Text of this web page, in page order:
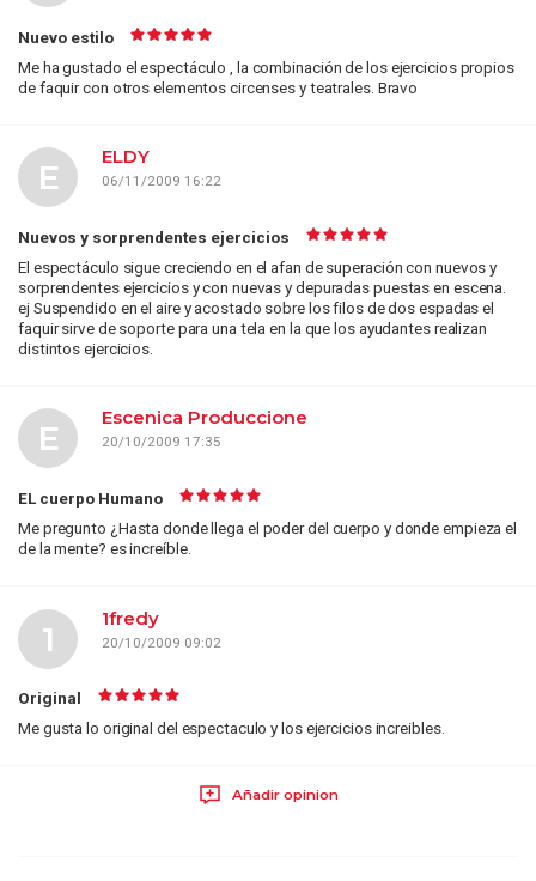
Nuevo estilo
Me ha gustado el espectáculo , la combinación de los ejercicios propios
de faquir con otros elementos circenses y teatrales. Bravo
ELDY
06/11/2009 16:22
E
Nuevos y sorprendentes ejercicios
El espectáculo sigue creciendo en el afan de superación con nuevos y
sorprendentes ejercicios y con nuevas y depuradas puestas en escena.
ej Suspendido en el aire y acostado sobre los filos de dos espadas el
faquir sirve de soporte para una tela en la que los ayudantes realizan
distintos ejercicios.
Escenica Produccione
20/10/2009 17:35
E
EL cuerpo Humano
Me pregunto ¿Hasta donde llega el poder del cuerpo y donde empieza el
de la mente? es increíble.
1fredy
20/10/2009 09:02
1
Original
Me gusta lo original del espectaculo y los ejercicios increibles.
Añadir opinion